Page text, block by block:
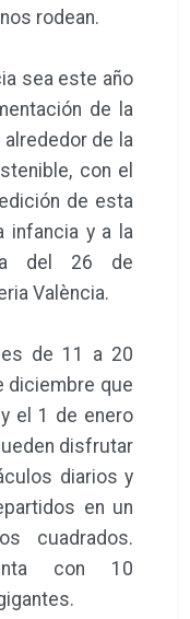
rodean.
sea este año
de la
alrededor de la
con el
edición de esta
infancia y a la
del 26 de
València.
de 11 a 20
diciembre que
el 1 de enero
disfrutar
diarios y
en un
cuadrados.
con 10